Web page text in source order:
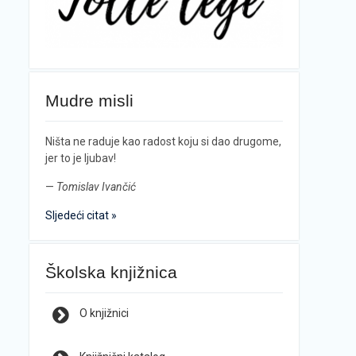
Mudre misli
Ništa ne raduje kao radost koju si dao drugome,
jer to je ljubav!
— Tomislav Ivančić
Sljedeći citat »
Školska knjižnica
O knjižnici